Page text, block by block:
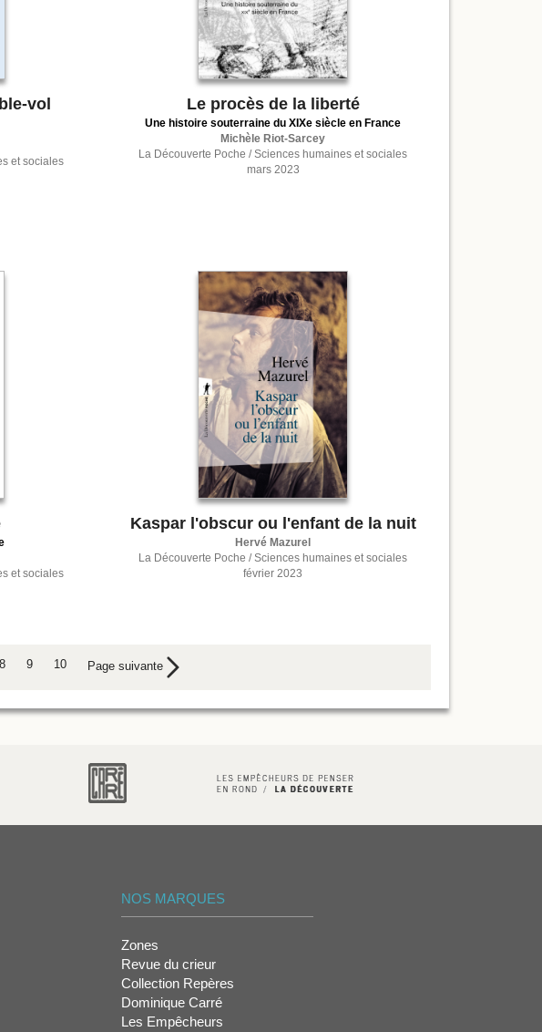
vol
et sociales
Le procès de la liberté
Une histoire souterraine du XIXe siècle en France
Michèle Riot-Sarcey
La Découverte Poche / Sciences humaines et sociales
mars 2023
et sociales
Kaspar l'obscur ou l'enfant de la nuit
Hervé Mazurel
La Découverte Poche / Sciences humaines et sociales
février 2023
8 9 10 Page suivante
NOS MARQUES
Zones
Revue du crieur
Collection Repères
Dominique Carré
Les Empêcheurs